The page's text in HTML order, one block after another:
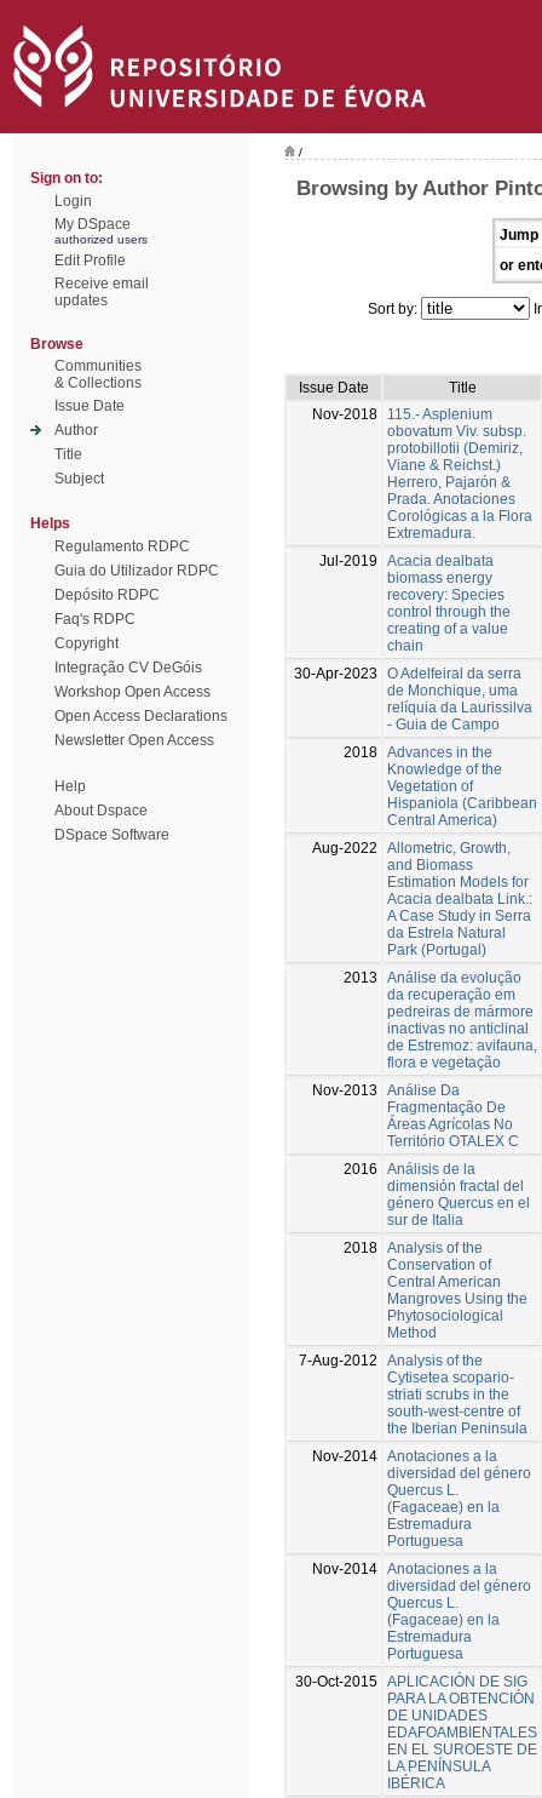
Sign on to:
Login
My DSpace
authorized users
Edit Profile
Receive email
updates
Browse
Communities
& Collections
Issue Date
Author
Title
Subject
Helps
Regulamento RDPC
Guia do Utilizador RDPC
Depósito RDPC
Faq's RDPC
Copyright
Integração CV DeGóis
Workshop Open Access
Open Access Declarations
Newsletter Open Access
Help
About Dspace
DSpace Software
/
Browsing by Author
Jump
or
Sort by:
Issue Date
Title
Nov-2018
115.- Asplenium
obovatum Viv. subsp.
protobillotii (Demiriz,
Viane & Reichst.)
Herrero, Pajarón &
Prada. Anotaciones
Corológicas a la Flora
Extremadura.
Jul-2019
Acacia dealbata
biomass energy
recovery: Species
control through the
creating of a value
chain
30-Apr-2023
O Adelfeiral da serra
de Monchique, uma
relíquia da Laurissilva
- Guia de Campo
2018 Advances in the
Knowledge of the
Vegetation of
Hispaniola (Caribbean
Central America)
Aug-2022
Allometric, Growth,
and Biomass
Estimation Models for
Acacia dealbata Link.:
A Case Study in Serra
da Estrela Natural
Park (Portugal)
2013
Análise da evolução
da recuperação em
pedreiras de mármore
inactivas no anticlinal
de Estremoz: avifauna,
flora e vegetação
Nov-2013
Análise Da
Fragmentação De
Áreas Agrícolas No
Território OTALEX C
2016
Análisis de la
dimensión fractal del
género Quercus en el
sur de Italia
2018 Analysis of the
Conservation of
Central American
Mangroves Using the
Phytosociological
Method
7-Aug-2012
Analysis of the
Cytisetea scopario-
striati scrubs in the
south-west-centre of
the Iberian Peninsula
Nov-2014 Anotaciones a la
diversidad del género
Quercus L.
(Fagaceae) en la
Estremadura
Portuguesa
Nov-2014 Anotaciones a la
diversidad del género
Quercus L.
(Fagaceae) en la
Estremadura
Portuguesa
30-Oct-2015 APLICACIÓN DE SIG
PARA LA OBTENCIÓN
DE UNIDADES
EDAFOAMBIENTALES
EN EL SUROESTE DE
LA PENÍNSULA
IBÉRICA